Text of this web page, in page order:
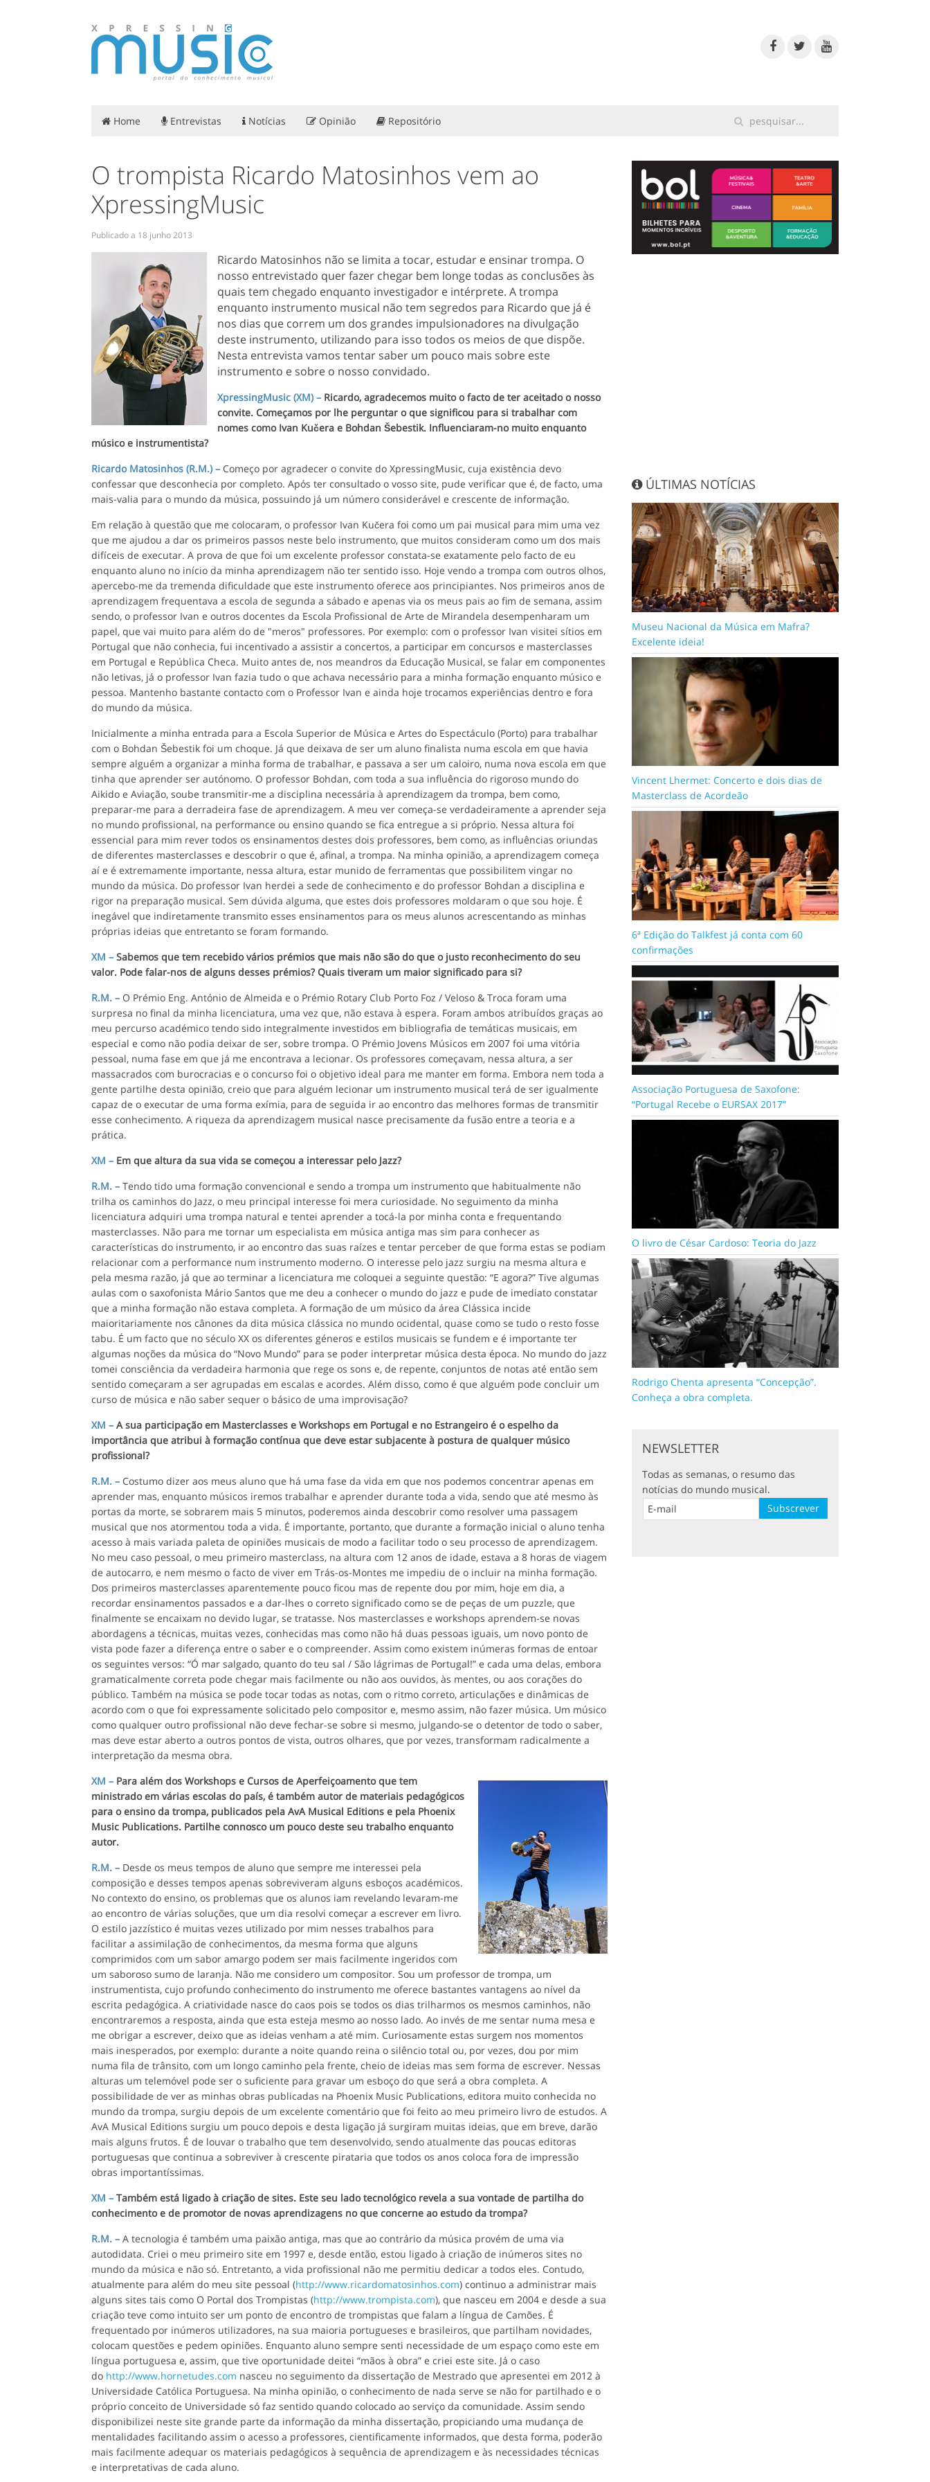
Home Entrevistas Notícias Opinião Repositório
O trompista Ricardo Matosinhos vem ao
XpressingMusic
Publicado a 18 junho 2013
Ricardo Matosinhos não se limita a tocar, estudar e ensinar trompa. O
nosso entrevistado quer fazer chegar bem longe todas as conclusões às
quais tem chegado enquanto investigador e intérprete. A trompa
enquanto instrumento musical não tem segredos para Ricardo que já é
nos dias que correm um dos grandes impulsionadores na divulgação
deste instrumento, utilizando para isso todos os meios de que dispõe.
Nesta entrevista vamos tentar saber um pouco mais sobre este
instrumento e sobre o nosso convidado.
XpressingMusic (XM) – Ricardo, agradecemos muito o facto de ter aceitado o nosso
convite. Começamos por lhe perguntar o que significou para si trabalhar com
nomes como Ivan Kučera e Bohdan Šebestik. Influenciaram-no muito enquanto
músico e instrumentista?
Ricardo Matosinhos (R.M.) – Começo por agradecer o convite do XpressingMusic, cuja existência devo
confessar que desconhecia por completo. Após ter consultado o vosso site, pude verificar que é, de facto, uma
mais-valia para o mundo da música, possuindo já um número considerável e crescente de informação.
Em relação à questão que me colocaram, o professor Ivan Kučera foi como um pai musical para mim uma vez
que me ajudou a dar os primeiros passos neste belo instrumento, que muitos consideram como um dos mais
difíceis de executar. A prova de que foi um excelente professor constata-se exatamente pelo facto de eu
enquanto aluno no início da minha aprendizagem não ter sentido isso. Hoje vendo a trompa com outros olhos,
apercebo-me da tremenda dificuldade que este instrumento oferece aos principiantes. Nos primeiros anos de
aprendizagem frequentava a escola de segunda a sábado e apenas via os meus pais ao fim de semana, assim
sendo, o professor Ivan e outros docentes da Escola Profissional de Arte de Mirandela desempenharam um
papel, que vai muito para além do de "meros" professores. Por exemplo: com o professor Ivan visitei sítios em
Portugal que não conhecia, fui incentivado a assistir a concertos, a participar em concursos e masterclasses
em Portugal e República Checa. Muito antes de, nos meandros da Educação Musical, se falar em componentes
não letivas, já o professor Ivan fazia tudo o que achava necessário para a minha formação enquanto músico e
pessoa. Mantenho bastante contacto com o Professor Ivan e ainda hoje trocamos experiências dentro e fora
do mundo da música.
Inicialmente a minha entrada para a Escola Superior de Música e Artes do Espectáculo (Porto) para trabalhar
com o Bohdan Šebestik foi um choque. Já que deixava de ser um aluno finalista numa escola em que havia
sempre alguém a organizar a minha forma de trabalhar, e passava a ser um caloiro, numa nova escola em que
tinha que aprender ser autónomo. O professor Bohdan, com toda a sua influência do rigoroso mundo do
Aikido e Aviação, soube transmitir-me a disciplina necessária à aprendizagem da trompa, bem como,
preparar-me para a derradeira fase de aprendizagem. A meu ver começa-se verdadeiramente a aprender seja
no mundo profissional, na performance ou ensino quando se fica entregue a si próprio. Nessa altura foi
essencial para mim rever todos os ensinamentos destes dois professores, bem como, as influências oriundas
de diferentes masterclasses e descobrir o que é, afinal, a trompa. Na minha opinião, a aprendizagem começa
aí e é extremamente importante, nessa altura, estar munido de ferramentas que possibilitem vingar no
mundo da música. Do professor Ivan herdei a sede de conhecimento e do professor Bohdan a disciplina e
rigor na preparação musical. Sem dúvida alguma, que estes dois professores moldaram o que sou hoje. É
inegável que indiretamente transmito esses ensinamentos para os meus alunos acrescentando as minhas
próprias ideias que entretanto se foram formando.
XM – Sabemos que tem recebido vários prémios que mais não são do que o justo reconhecimento do seu
valor. Pode falar-nos de alguns desses prémios? Quais tiveram um maior significado para si?
R.M. – O Prémio Eng. António de Almeida e o Prémio Rotary Club Porto Foz / Veloso & Troca foram uma
surpresa no final da minha licenciatura, uma vez que, não estava à espera. Foram ambos atribuídos graças ao
meu percurso académico tendo sido integralmente investidos em bibliografia de temáticas musicais, em
especial e como não podia deixar de ser, sobre trompa. O Prémio Jovens Músicos em 2007 foi uma vitória
pessoal, numa fase em que já me encontrava a lecionar. Os professores começavam, nessa altura, a ser
massacrados com burocracias e o concurso foi o objetivo ideal para me manter em forma. Embora nem toda a
gente partilhe desta opinião, creio que para alguém lecionar um instrumento musical terá de ser igualmente
capaz de o executar de uma forma exímia, para de seguida ir ao encontro das melhores formas de transmitir
esse conhecimento. A riqueza da aprendizagem musical nasce precisamente da fusão entre a teoria e a
prática.
XM – Em que altura da sua vida se começou a interessar pelo Jazz?
R.M. – Tendo tido uma formação convencional e sendo a trompa um instrumento que habitualmente não
trilha os caminhos do Jazz, o meu principal interesse foi mera curiosidade. No seguimento da minha
licenciatura adquiri uma trompa natural e tentei aprender a tocá-la por minha conta e frequentando
masterclasses. Não para me tornar um especialista em música antiga mas sim para conhecer as
características do instrumento, ir ao encontro das suas raízes e tentar perceber de que forma estas se podiam
relacionar com a performance num instrumento moderno. O interesse pelo jazz surgiu na mesma altura e
pela mesma razão, já que ao terminar a licenciatura me coloquei a seguinte questão: “E agora?” Tive algumas
aulas com o saxofonista Mário Santos que me deu a conhecer o mundo do jazz e pude de imediato constatar
que a minha formação não estava completa. A formação de um músico da área Clássica incide
maioritariamente nos cânones da dita música clássica no mundo ocidental, quase como se tudo o resto fosse
tabu. É um facto que no século XX os diferentes géneros e estilos musicais se fundem e é importante ter
algumas noções da música do “Novo Mundo” para se poder interpretar música desta época. No mundo do jazz
tomei consciência da verdadeira harmonia que rege os sons e, de repente, conjuntos de notas até então sem
sentido começaram a ser agrupadas em escalas e acordes. Além disso, como é que alguém pode concluir um
curso de música e não saber sequer o básico de uma improvisação?
XM – A sua participação em Masterclasses e Workshops em Portugal e no Estrangeiro é o espelho da
importância que atribui à formação contínua que deve estar subjacente à postura de qualquer músico
profissional?
R.M. – Costumo dizer aos meus aluno que há uma fase da vida em que nos podemos concentrar apenas em
aprender mas, enquanto músicos iremos trabalhar e aprender durante toda a vida, sendo que até mesmo às
portas da morte, se sobrarem mais 5 minutos, poderemos ainda descobrir como resolver uma passagem
musical que nos atormentou toda a vida. É importante, portanto, que durante a formação inicial o aluno tenha
acesso à mais variada paleta de opiniões musicais de modo a facilitar todo o seu processo de aprendizagem.
No meu caso pessoal, o meu primeiro masterclass, na altura com 12 anos de idade, estava a 8 horas de viagem
de autocarro, e nem mesmo o facto de viver em Trás-os-Montes me impediu de o incluir na minha formação.
Dos primeiros masterclasses aparentemente pouco ficou mas de repente dou por mim, hoje em dia, a
recordar ensinamentos passados e a dar-lhes o correto significado como se de peças de um puzzle, que
finalmente se encaixam no devido lugar, se tratasse. Nos masterclasses e workshops aprendem-se novas
abordagens a técnicas, muitas vezes, conhecidas mas como não há duas pessoas iguais, um novo ponto de
vista pode fazer a diferença entre o saber e o compreender. Assim como existem inúmeras formas de entoar
os seguintes versos: “Ó mar salgado, quanto do teu sal / São lágrimas de Portugal!” e cada uma delas, embora
gramaticalmente correta pode chegar mais facilmente ou não aos ouvidos, às mentes, ou aos corações do
público. Também na música se pode tocar todas as notas, com o ritmo correto, articulações e dinâmicas de
acordo com o que foi expressamente solicitado pelo compositor e, mesmo assim, não fazer música. Um músico
como qualquer outro profissional não deve fechar-se sobre si mesmo, julgando-se o detentor de todo o saber,
mas deve estar aberto a outros pontos de vista, outros olhares, que por vezes, transformam radicalmente a
interpretação da mesma obra.
XM – Para além dos Workshops e Cursos de Aperfeiçoamento que tem
ministrado em várias escolas do país, é também autor de materiais pedagógicos
para o ensino da trompa, publicados pela AvA Musical Editions e pela Phoenix
Music Publications. Partilhe connosco um pouco deste seu trabalho enquanto
autor.
R.M. – Desde os meus tempos de aluno que sempre me interessei pela
composição e desses tempos apenas sobreviveram alguns esboços académicos.
No contexto do ensino, os problemas que os alunos iam revelando levaram-me
ao encontro de várias soluções, que um dia resolvi começar a escrever em livro.
O estilo jazzístico é muitas vezes utilizado por mim nesses trabalhos para
facilitar a assimilação de conhecimentos, da mesma forma que alguns
comprimidos com um sabor amargo podem ser mais facilmente ingeridos com
um saboroso sumo de laranja. Não me considero um compositor. Sou um professor de trompa, um
instrumentista, cujo profundo conhecimento do instrumento me oferece bastantes vantagens ao nível da
escrita pedagógica. A criatividade nasce do caos pois se todos os dias trilharmos os mesmos caminhos, não
encontraremos a resposta, ainda que esta esteja mesmo ao nosso lado. Ao invés de me sentar numa mesa e
me obrigar a escrever, deixo que as ideias venham a até mim. Curiosamente estas surgem nos momentos
mais inesperados, por exemplo: durante a noite quando reina o silêncio total ou, por vezes, dou por mim
numa fila de trânsito, com um longo caminho pela frente, cheio de ideias mas sem forma de escrever. Nessas
alturas um telemóvel pode ser o suficiente para gravar um esboço do que será a obra completa. A
possibilidade de ver as minhas obras publicadas na Phoenix Music Publications, editora muito conhecida no
mundo da trompa, surgiu depois de um excelente comentário que foi feito ao meu primeiro livro de estudos. A
AvA Musical Editions surgiu um pouco depois e desta ligação já surgiram muitas ideias, que em breve, darão
mais alguns frutos. É de louvar o trabalho que tem desenvolvido, sendo atualmente das poucas editoras
portuguesas que continua a sobreviver à crescente pirataria que todos os anos coloca fora de impressão
obras importantíssimas.
XM – Também está ligado à criação de sites. Este seu lado tecnológico revela a sua vontade de partilha do
conhecimento e de promotor de novas aprendizagens no que concerne ao estudo da trompa?
R.M. – A tecnologia é também uma paixão antiga, mas que ao contrário da música provém de uma via
autodidata. Criei o meu primeiro site em 1997 e, desde então, estou ligado à criação de inúmeros sites no
mundo da música e não só. Entretanto, a vida profissional não me permitiu dedicar a todos eles. Contudo,
atualmente para além do meu site pessoal (http://www.ricardomatosinhos.com) continuo a administrar mais
alguns sites tais como O Portal dos Trompistas (http://www.trompista.com), que nasceu em 2004 e desde a sua
criação teve como intuito ser um ponto de encontro de trompistas que falam a língua de Camões. É
frequentado por inúmeros utilizadores, na sua maioria portugueses e brasileiros, que partilham novidades,
colocam questões e pedem opiniões. Enquanto aluno sempre senti necessidade de um espaço como este em
língua portuguesa e, assim, que tive oportunidade deitei “mãos à obra” e criei este site. Já o caso
do http://www.hornetudes.com nasceu no seguimento da dissertação de Mestrado que apresentei em 2012 à
Universidade Católica Portuguesa. Na minha opinião, o conhecimento de nada serve se não for partilhado e o
próprio conceito de Universidade só faz sentido quando colocado ao serviço da comunidade. Assim sendo
disponibilizei neste site grande parte da informação da minha dissertação, propiciando uma mudança de
mentalidades facilitando assim o acesso a professores, cientificamente informados, que desta forma, poderão
mais facilmente adequar os materiais pedagógicos à sequência de aprendizagem e às necessidades técnicas
e interpretativas de cada aluno.
ÚLTIMAS NOTÍCIAS
Museu Nacional da Música em Mafra?
Excelente ideia!
Vincent Lhermet: Concerto e dois dias de
Masterclass de Acordeão
6ª Edição do Talkfest já conta com 60
confirmações
Associação Portuguesa de Saxofone:
“Portugal Recebe o EURSAX 2017”
O livro de César Cardoso: Teoria do Jazz
Rodrigo Chenta apresenta “Concepção”.
Conheça a obra completa.
NEWSLETTER
Todas as semanas, o resumo das
notícias do mundo musical.